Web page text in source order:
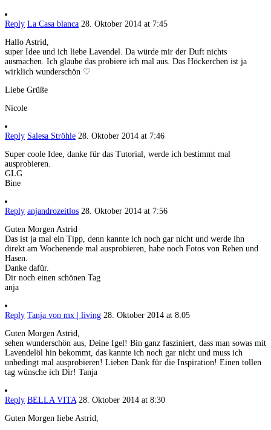
Reply La Casa blanca 28. Oktober 2014 at 7:45
Hallo Astrid,
super Idee und ich liebe Lavendel. Da würde mir der Duft nichts
ausmachen. Ich glaube das probiere ich mal aus. Das Höckerchen ist ja
wirklich wunderschön ♡
Liebe Grüße
Nicole
Reply Salesa Ströhle 28. Oktober 2014 at 7:46
Super coole Idee, danke für das Tutorial, werde ich bestimmt mal
ausprobieren.
GLG
Bine
Reply anjandrozeitlos 28. Oktober 2014 at 7:56
Guten Morgen Astrid
Das ist ja mal ein Tipp, denn kannte ich noch gar nicht und werde ihn
direkt am Wochenende mal ausprobieren, habe noch Fotos von Rehen und
Hasen.
Danke dafür.
Dir noch einen schönen Tag
anja
Reply Tanja von mx | living 28. Oktober 2014 at 8:05
Guten Morgen Astrid,
sehen wunderschön aus, Deine Igel! Bin ganz fasziniert, dass man sowas mit
Lavendelöl hin bekommt, das kannte ich noch gar nicht und muss ich
unbedingt mal ausprobieren! Lieben Dank für die Inspiration! Einen tollen
tag wünsche ich Dir! Tanja
Reply BELLA VITA 28. Oktober 2014 at 8:30
Guten Morgen liebe Astrid,